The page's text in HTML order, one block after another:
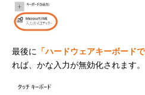
最後に 「ハードウェアキーボード
れば、かな入力が無効化されます。